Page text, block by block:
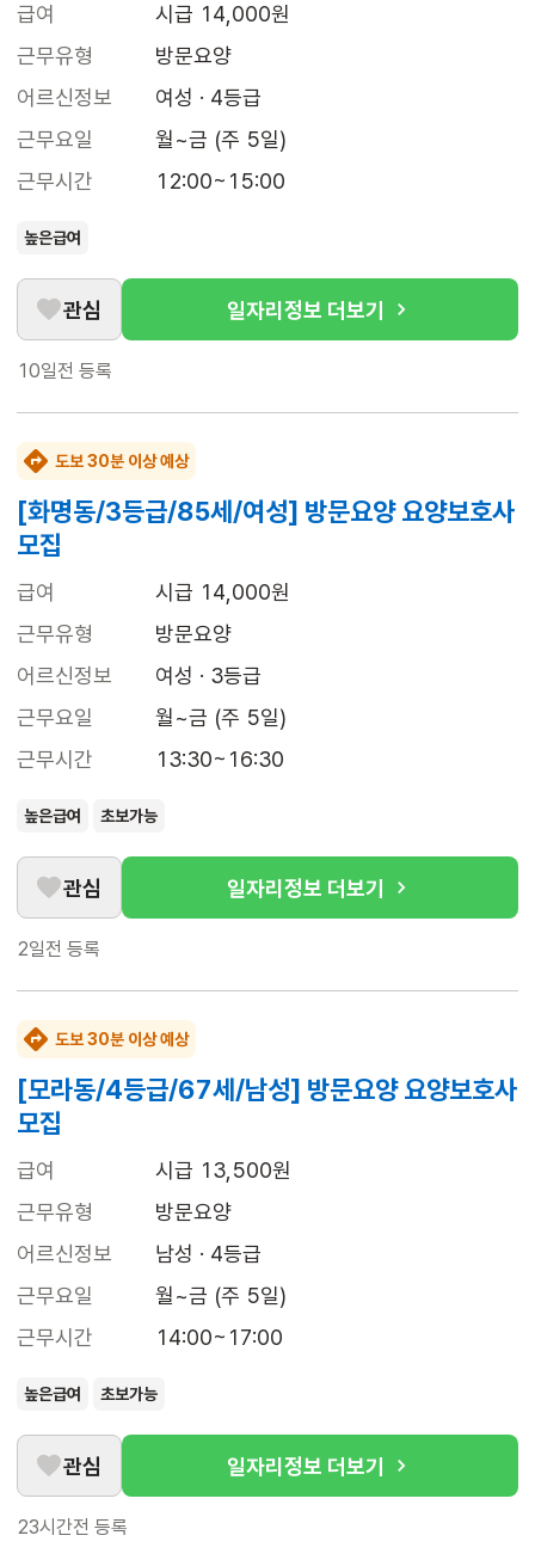
급여
시급 14,000원
근무유형
방문요양
어르신정보
여성 · 4등급
근무요일
월~금 (주 5일)
근무시간
12:00~15:00
높은급여
관심 일자리정보 더보기
10일전 등록
도보 30분 이상 예상
[화명동/3등급/85세/여성] 방문요양 요양보호사
모집
급여
시급 14,000원
근무유형
방문요양
어르신정보
여성 · 3등급
근무요일
월~금 (주 5일)
근무시간
13:30~16:30
높은급여 초보가능
관심 일자리정보 더보기
2일전 등록
도보 30분 이상 예상
[모라동/4등급/67세/남성] 방문요양 요양보호사
모집
급여
시급 13,500원
근무유형
방문요양
어르신정보
남성 · 4등급
근무요일
월~금 (주 5일)
근무시간
14:00~17:00
높은급여 초보가능
관심 일자리정보 더보기
23시간전 등록